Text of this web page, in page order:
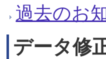
過去のお
データ修